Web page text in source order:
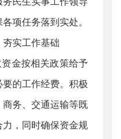
项任务落到实处。
实工作基础
金按相关政策给予
的工作经费。积极
务、交通运输等既
，同时确保资金规